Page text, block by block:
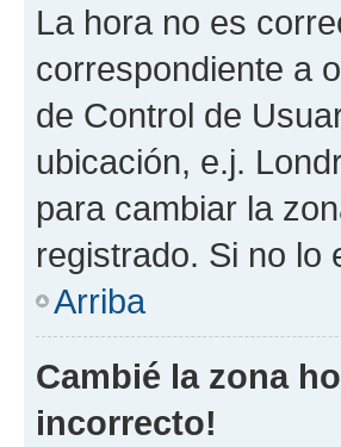
La hora no es
correspondiente a
de Control de
ubicación, e.j.
para cambiar la
registrado. Si no lo
Arriba
Cambié la zona
incorrecto!